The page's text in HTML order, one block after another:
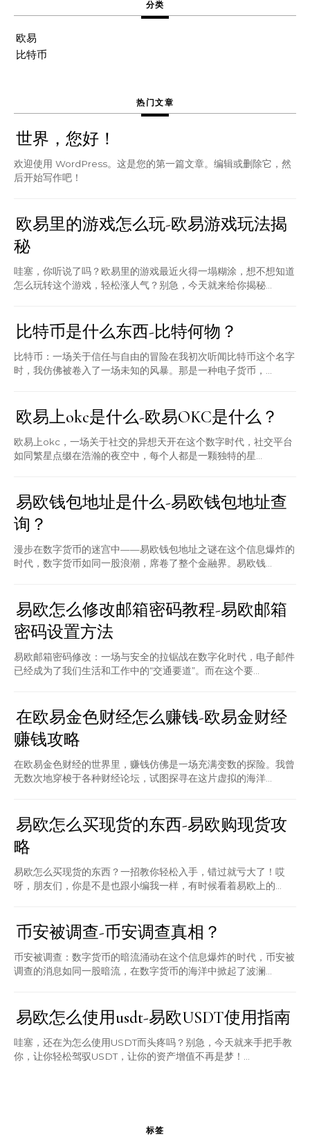
分类
欧易
比特币
热门文章
世界，您好！
欢迎使用 WordPress。这是您的第一篇文章。编辑或删除它，然
后开始写作吧！
欧易里的游戏怎么玩-欧易游戏玩法揭
秘
哇塞，你听说了吗？欧易里的游戏最近火得一塌糊涂，想不想知道
怎么玩转这个游戏，轻松涨人气？别急，今天就来给你揭秘...
比特币是什么东西-比特何物？
比特币：一场关于信任与自由的冒险在我初次听闻比特币这个名字
时，我仿佛被卷入了一场未知的风暴。那是一种电子货币，...
欧易上okc是什么-欧易OKC是什么？
欧易上okc，一场关于社交的异想天开在这个数字时代，社交平台
如同繁星点缀在浩瀚的夜空中，每个人都是一颗独特的星...
易欧钱包地址是什么-易欧钱包地址查
询？
漫步在数字货币的迷宫中——易欧钱包地址之谜在这个信息爆炸的
时代，数字货币如同一股浪潮，席卷了整个金融界。易欧钱...
易欧怎么修改邮箱密码教程-易欧邮箱
密码设置方法
易欧邮箱密码修改：一场与安全的拉锯战在数字化时代，电子邮件
已经成为了我们生活和工作中的“交通要道”。而在这个要...
在欧易金色财经怎么赚钱-欧易金财经
赚钱攻略
在欧易金色财经的世界里，赚钱仿佛是一场充满变数的探险。我曾
无数次地穿梭于各种财经论坛，试图探寻在这片虚拟的海洋...
易欧怎么买现货的东西-易欧购现货攻
略
易欧怎么买现货的东西？一招教你轻松入手，错过就亏大了！哎
呀，朋友们，你是不是也跟小编我一样，有时候看着易欧上的...
币安被调查-币安调查真相？
币安被调查：数字货币的暗流涌动在这个信息爆炸的时代，币安被
调查的消息如同一股暗流，在数字货币的海洋中掀起了波澜...
易欧怎么使用usdt-易欧USDT使用指南
哇塞，还在为怎么使用USDT而头疼吗？别急，今天就来手把手教
你，让你轻松驾驭USDT，让你的资产增值不再是梦！...
标签